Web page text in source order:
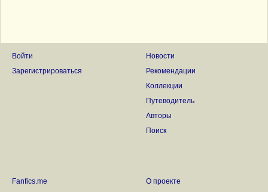
Войти
Зарегистрироваться
Новости
Рекомендации
Коллекции
Путеводитель
Авторы
Поиск
Fanfics.me
О проекте